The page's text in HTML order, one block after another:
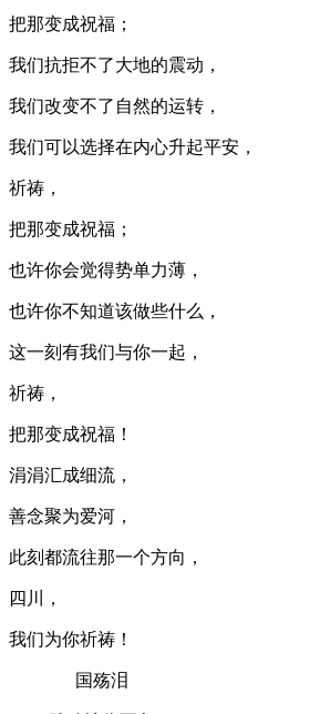
把那变成祝福；
我们抗拒不了大地的震动，
我们改变不了自然的运转，
我们可以选择在内心升起平安，
祈祷，
把那变成祝福；
也许你会觉得势单力薄，
也许你不知道该做些什么，
这一刻有我们与你一起，
祈祷，
把那变成祝福！
涓涓汇成细流，
善念聚为爱河，
此刻都流往那一个方向，
四川，
我们为你祈祷！
国殇泪